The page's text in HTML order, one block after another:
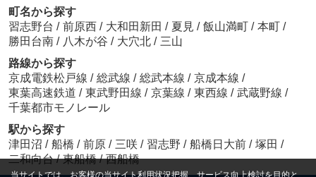
町名から探す
習志野台 / 前原西 / 大和田新田 / 夏見 / 飯山満町 / 本町 /
勝田台南 / 八木が谷 / 大穴北 / 三山
路線から探す
京成電鉄松戸線 / 総武線 / 総武本線 / 京成本線 /
東葉高速鉄道 / 東武野田線 / 京葉線 / 東西線 / 武蔵野線 /
千葉都市モノレール
駅から探す
津田沼 / 船橋 / 前原 / 三咲 / 習志野 / 船橋日大前 / 塚田 /
二和向台 / 東船橋 / 西船橋
当サイトでは、お客様の当サイト利用状況把握、サービス向上検討を目的と